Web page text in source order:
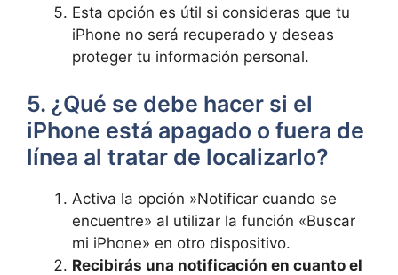
Esta opción es útil si consideras que tu
iPhone no será​ recuperado y deseas
proteger ⁢tu información ​personal.
5. ¿Qué se ⁣debe hacer si‌ el
iPhone está apagado⁤ o ⁤fuera de​
línea al⁣ tratar ⁣de ⁤localizarlo?
Activa​ la opción ‍»Notificar cuando se
encuentre» ⁤al utilizar la⁤ función «Buscar⁢
mi iPhone» en ⁢otro dispositivo.
Recibirás una notificación en cuanto el